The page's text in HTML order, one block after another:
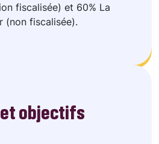
fiscalisée) et 60% La
(non fiscalisée).
et objectifs